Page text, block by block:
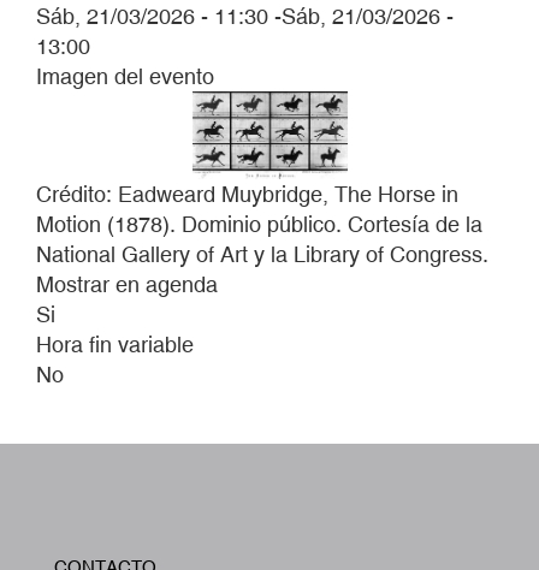
Sáb, 21/03/2026 - 11:30 -Sáb, 21/03/2026 -
13:00
Imagen del evento
Crédito: Eadweard Muybridge, The Horse in
Motion (1878). Dominio público. Cortesía de la
National Gallery of Art y la Library of Congress.
Mostrar en agenda
Si
Hora fin variable
No